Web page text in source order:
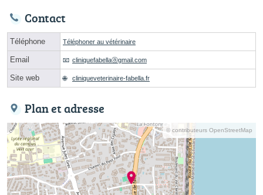
Contact
Téléphone Téléphoner au vétérinaire
Email cliniquefabellaⓐgmail.com
Site web cliniqueveterinaire-fabella.fr
Plan et adresse
© contributeurs OpenStreetMap